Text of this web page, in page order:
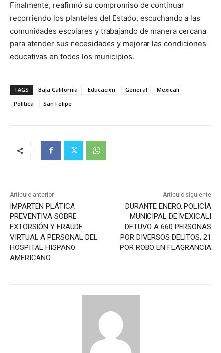
Finalmente, reafirmó su compromiso de continuar
recorriendo los planteles del Estado, escuchando a las
comunidades escolares y trabajando de manera cercana
para atender sus necesidades y mejorar las condiciones
educativas en todos los municipios.
TAGS Baja California Educación General
Mexicali
Política
San Felipe
Artículo anterior
IMPARTEN PLÁTICA
PREVENTIVA SOBRE
EXTORSIÓN Y FRAUDE
VIRTUAL A PERSONAL DEL
HOSPITAL HISPANO
AMERICANO
Artículo siguiente
DURANTE ENERO, POLICÍA
MUNICIPAL DE MEXICALI
DETUVO A 660 PERSONAS
POR DIVERSOS DELITOS; 21
POR ROBO EN FLAGRANCIA